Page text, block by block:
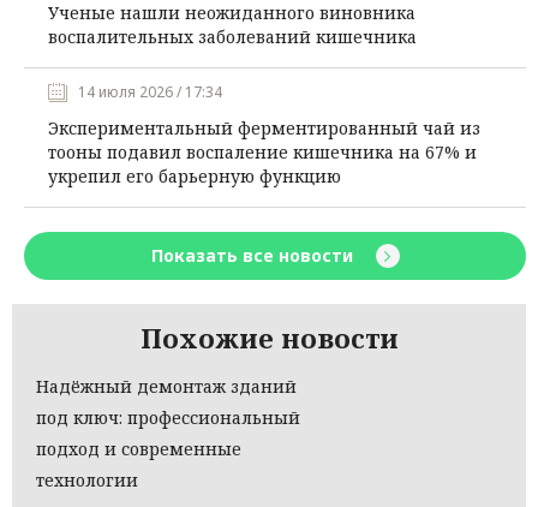
Ученые нашли неожиданного виновника
воспалительных заболеваний кишечника
14 июля 2026 / 17:34
Экспериментальный ферментированный чай из
тооны подавил воспаление кишечника на 67% и
укрепил его барьерную функцию
Показать все новости
Похожие новости
Надёжный демонтаж зданий
под ключ: профессиональный
подход и современные
технологии